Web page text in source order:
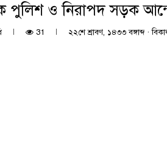
পুলিশ ও নিরাপদ সড়ক
31 ২২শে শ্রাবণ, ১৪৩৩ বঙ্গাব্দ ·